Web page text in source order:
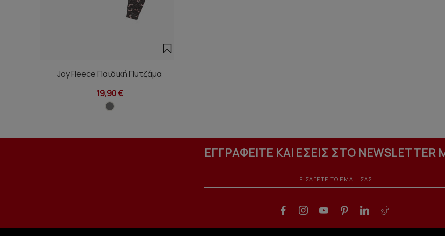
Joy Fleece Παιδική Πυτζάμα
19,90 €
ΕΓΓΡΑΦΕΙΤΕ ΚΑΙ ΕΣΕΙΣ ΣΤΟ NEWSLETTER